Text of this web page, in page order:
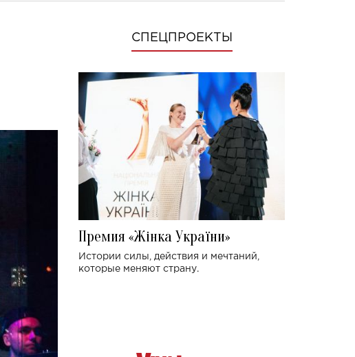
СПЕЦПРОЕКТЫ
Премия «Жінка України»
Истории силы, действия и мечтаний,
которые меняют страну.